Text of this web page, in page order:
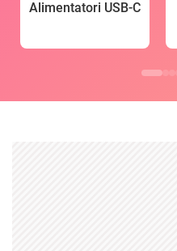
Alimentatori USB-C